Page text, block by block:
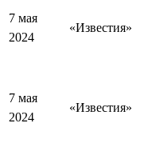
7 мая
2024
«Известия»
7 мая
2024
«Известия»